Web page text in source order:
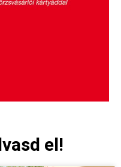
el!